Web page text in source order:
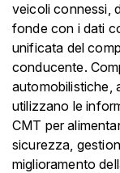
veicoli connessi,
fonde con i dati
unificata del
conducente.
automobilistiche,
utilizzano le
CMT per
sicurezza,
miglioramento